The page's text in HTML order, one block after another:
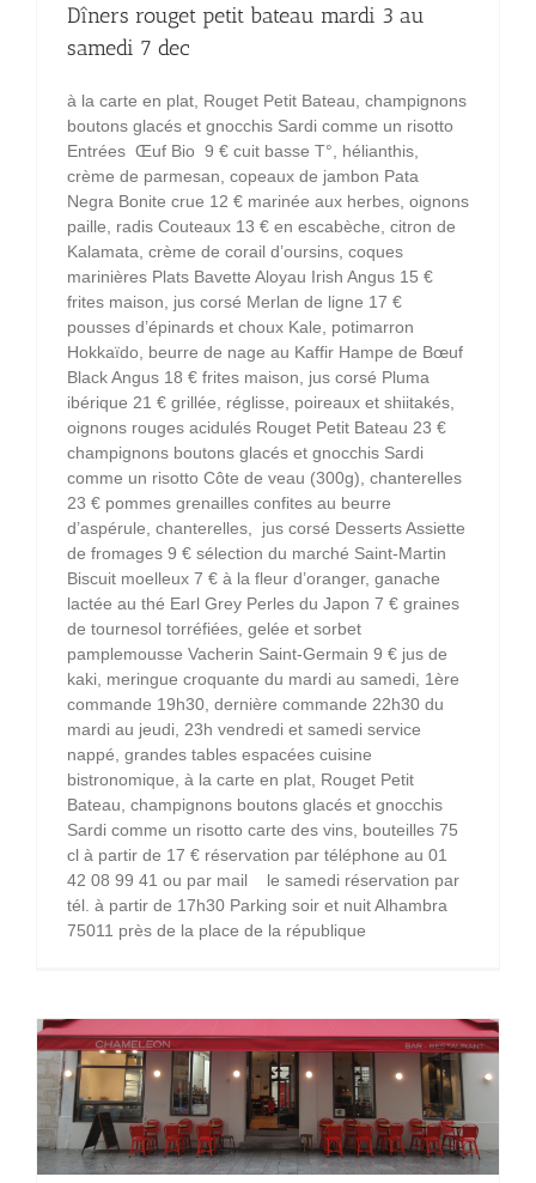
Dîners rouget petit bateau mardi 3 au
samedi 7 dec
à la carte en plat, Rouget Petit Bateau, champignons
boutons glacés et gnocchis Sardi comme un risotto
Entrées Œuf Bio 9 € cuit basse T°, hélianthis,
crème de parmesan, copeaux de jambon Pata
Negra Bonite crue 12 € marinée aux herbes, oignons
paille, radis Couteaux 13 € en escabèche, citron de
Kalamata, crème de corail d’oursins, coques
marinières Plats Bavette Aloyau Irish Angus 15 €
frites maison, jus corsé Merlan de ligne 17 €
pousses d’épinards et choux Kale, potimarron
Hokkaïdo, beurre de nage au Kaffir Hampe de Bœuf
Black Angus 18 € frites maison, jus corsé Pluma
ibérique 21 € grillée, réglisse, poireaux et shiitakés,
oignons rouges acidulés Rouget Petit Bateau 23 €
champignons boutons glacés et gnocchis Sardi
comme un risotto Côte de veau (300g), chanterelles
23 € pommes grenailles confites au beurre
d’aspérule, chanterelles, jus corsé Desserts Assiette
de fromages 9 € sélection du marché Saint-Martin
Biscuit moelleux 7 € à la fleur d’oranger, ganache
lactée au thé Earl Grey Perles du Japon 7 € graines
de tournesol torréfiées, gelée et sorbet
pamplemousse Vacherin Saint-Germain 9 € jus de
kaki, meringue croquante du mardi au samedi, 1ère
commande 19h30, dernière commande 22h30 du
mardi au jeudi, 23h vendredi et samedi service
nappé, grandes tables espacées cuisine
bistronomique, à la carte en plat, Rouget Petit
Bateau, champignons boutons glacés et gnocchis
Sardi comme un risotto carte des vins, bouteilles 75
cl à partir de 17 € réservation par téléphone au 01
42 08 99 41 ou par mail le samedi réservation par
tél. à partir de 17h30 Parking soir et nuit Alhambra
75011 près de la place de la république